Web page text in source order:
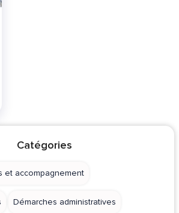
Catégories
et accompagnement
Démarches administratives